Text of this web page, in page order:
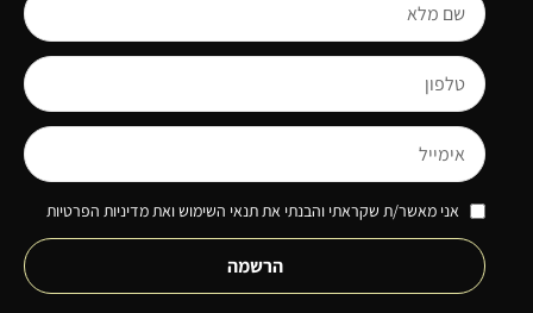
אני מאשר/ת שקראתי והבנתי את תנאי השימוש ואת מדיניות הפרטיות
הרשמה